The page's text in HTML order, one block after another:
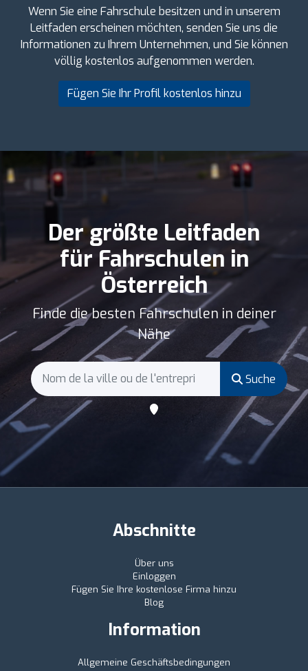
Wenn Sie eine Fahrschule besitzen und in unserem
Leitfaden erscheinen möchten, senden Sie uns die
Informationen zu Ihrem Unternehmen, und Sie können
völlig kostenlos aufgenommen werden.
Fügen Sie Ihr Profil kostenlos hinzu
Der größte Leitfaden
für Fahrschulen in
Österreich
Finde die besten Fahrschulen in deiner
Nähe
Suche
Abschnitte
Über uns
Einloggen
Fügen Sie Ihre kostenlose Firma hinzu
Blog
Information
Allgemeine Geschäftsbedingungen